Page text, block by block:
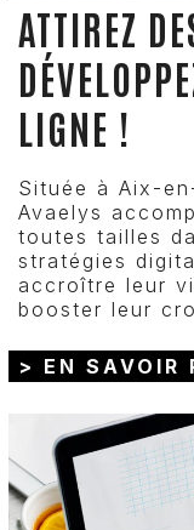
ATTIREZ
LIGNE !
Située à Aix-
Avaelys
toutes tailles
stratégies
accroître leur
booster leur
> EN SAVOIR